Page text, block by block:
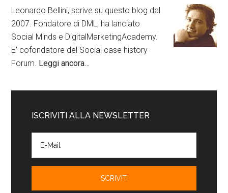
Leonardo Bellini, scrive su questo blog dal
2007. Fondatore di DML, ha lanciato
Social Minds e DigitalMarketingAcademy.
E' cofondatore del Social case history
Forum. Leggi ancora…
ISCRIVITI ALLA NEWSLETTER